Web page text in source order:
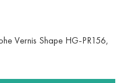
Vernis Shape HG-PR156,